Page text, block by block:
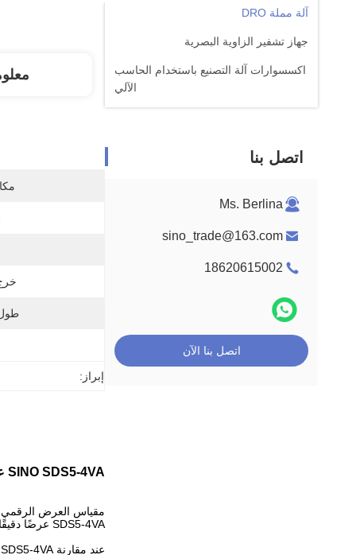
آلة مملة DRO
جهاز تشفير الزاوية البصرية
اكسسوارات آلة التصنيع باستخدام الحاسب
الآلي
اتصل بنا
Ms. Berlina
sino_trade@163.com
18620615002
اتصل بنا الآن
إبراز:
SINO SDS5-4VA عالية الدقة الرقمية العرض المقياس 4 خطي للمقياس للآلات CNC طحن
SDS5-4VA عرضًا دقيقًا للغاية، خيارات إدخال متعددة، قابلية النقل، والتوافق مع أجهزة استشعار مختلفة.